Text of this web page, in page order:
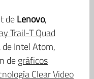
deLenovo,
Trail-T Quad
Intel Atom,
degráficos
Clear Video